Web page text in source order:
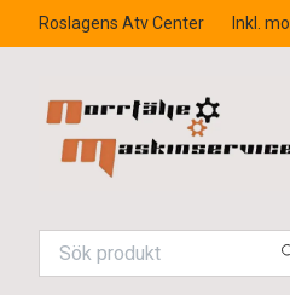
Roslagens Atv Center Inkl.